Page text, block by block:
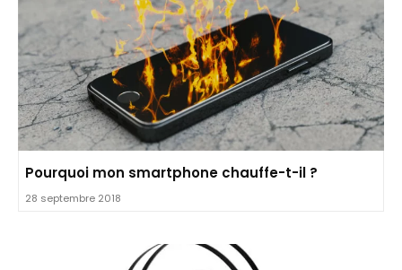
Pourquoi mon smartphone chauffe-t-il ?
28 septembre 2018